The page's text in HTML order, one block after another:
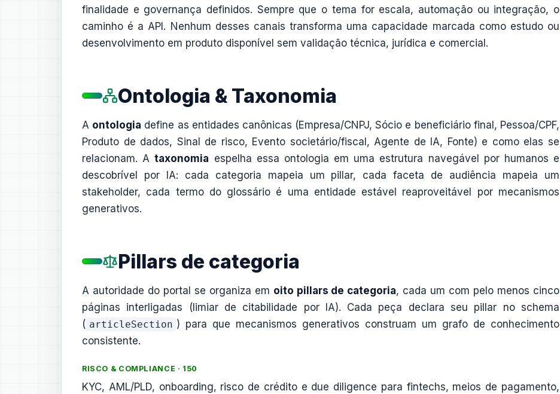
finalidade e governança definidos. Sempre que o tema for escala, automação ou integração, o
caminho é a API. Nenhum desses canais transforma uma capacidade marcada como estudo ou
desenvolvimento em produto disponível sem validação técnica, jurídica e comercial.
Ontologia & Taxonomia
A ontologia define as entidades canônicas (Empresa/CNPJ, Sócio e beneficiário final, Pessoa/CPF,
Produto de dados, Sinal de risco, Evento societário/fiscal, Agente de IA, Fonte) e como elas se
relacionam. Ataxonomia espelha essa ontologia em uma estrutura navegável por humanos e
descobrível por IA: cada categoria mapeia um pillar, cada faceta de audiência mapeia um
stakeholder, cada termo do glossário é uma entidade estável reaproveitável por mecanismos
generativos.
Pillars de categoria
A autoridade do portal se organiza em oito pillars de categoria, cada um com pelo menos cinco
páginas interligadas (limiar de citabilidade por IA). Cada peça declara seu pillar no schema
( articleSection ) para que mecanismos generativos construam um grafo de conhecimento
consistente.
RISCO & COMPLIANCE · 150
KYC, AML/PLD, onboarding, risco de crédito e due diligence para fintechs, meios de pagamento,